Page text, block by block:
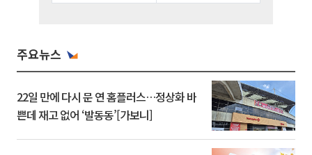
주요뉴스
22일 만에 다시 문 연 홈플러스…정상화 바
쁜데 재고 없어 ‘발동동’[가보니]